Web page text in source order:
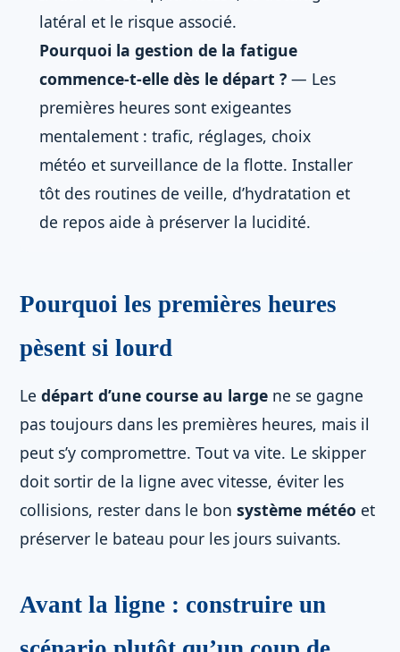
latéral et le risque associé.
Pourquoi la gestion de la fatigue
commence-t-elle dès le départ ? — Les
premières heures sont exigeantes
mentalement : trafic, réglages, choix
météo et surveillance de la flotte. Installer
tôt des routines de veille, d’hydratation et
de repos aide à préserver la lucidité.
Pourquoi les premières heures
pèsent si lourd
Le départ d’une course au large ne se gagne
pas toujours dans les premières heures, mais il
peut s’y compromettre. Tout va vite. Le skipper
doit sortir de la ligne avec vitesse, éviter les
collisions, rester dans le bon système météo et
préserver le bateau pour les jours suivants.
Avant la ligne : construire un